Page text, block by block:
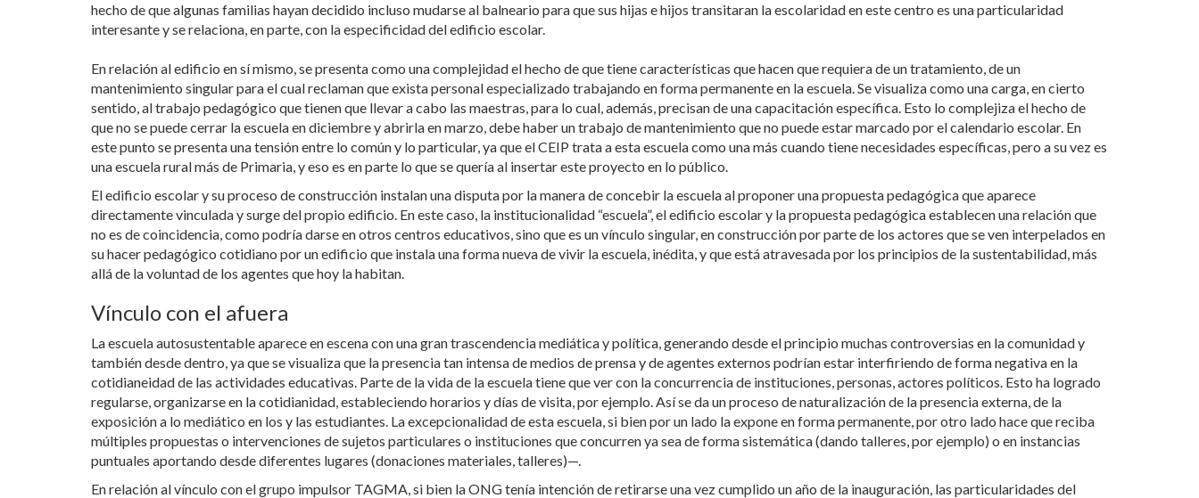
hecho de que algunas familias hayan decidido incluso mudarse al balneario para que sus hijas e hijos transitaran la escolaridad en este centro es una particularidad
interesante y se relaciona, en parte, con la especificidad del edificio escolar.
En relación al edificio en sí mismo, se presenta como una complejidad el hecho de que tiene características que hacen que requiera de un tratamiento, de un
mantenimiento singular para el cual reclaman que exista personal especializado trabajando en forma permanente en la escuela. Se visualiza como una carga, en cierto
sentido, al trabajo pedagógico que tienen que llevar a cabo las maestras, para lo cual, además, precisan de una capacitación específica. Esto lo complejiza el hecho de
que no se puede cerrar la escuela en diciembre y abrirla en marzo, debe haber un trabajo de mantenimiento que no puede estar marcado por el calendario escolar. En
este punto se presenta una tensión entre lo común y lo particular, ya que el CEIP trata a esta escuela como una más cuando tiene necesidades específicas, pero a su vez es
una escuela rural más de Primaria, y eso es en parte lo que se quería al insertar este proyecto en lo público.
El edificio escolar y su proceso de construcción instalan una disputa por la manera de concebir la escuela al proponer una propuesta pedagógica que aparece
directamente vinculada y surge del propio edificio. En este caso, la institucionalidad “escuela”, el edificio escolar y la propuesta pedagógica establecen una relación que
no es de coincidencia, como podría darse en otros centros educativos, sino que es un vínculo singular, en construcción por parte de los actores que se ven interpelados en
su hacer pedagógico cotidiano por un edificio que instala una forma nueva de vivir la escuela, inédita, y que está atravesada por los principios de la sustentabilidad, más
allá de la voluntad de los agentes que hoy la habitan.
Vínculo con el afuera
La escuela autosustentable aparece en escena con una gran trascendencia mediática y política, generando desde el principio muchas controversias en la comunidad y
también desde dentro, ya que se visualiza que la presencia tan intensa de medios de prensa y de agentes externos podrían estar interfiriendo de forma negativa en la
cotidianeidad de las actividades educativas. Parte de la vida de la escuela tiene que ver con la concurrencia de instituciones, personas, actores políticos. Esto ha logrado
regularse, organizarse en la cotidianidad, estableciendo horarios y días de visita, por ejemplo. Así se da un proceso de naturalización de la presencia externa, de la
exposición a lo mediático en los y las estudiantes. La excepcionalidad de esta escuela, si bien por un lado la expone en forma permanente, por otro lado hace que reciba
múltiples propuestas o intervenciones de sujetos particulares o instituciones que concurren ya sea de forma sistemática (dando talleres, por ejemplo) o en instancias
puntuales aportando desde diferentes lugares (donaciones materiales, talleres)—.
En relación al vínculo con el grupo impulsor TAGMA, si bien la ONG tenía intención de retirarse una vez cumplido un año de la inauguración, las particularidades del